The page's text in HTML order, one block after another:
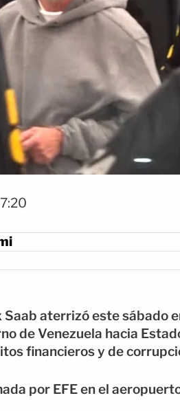
aterrizó este sábado
de Venezuela hacia
financieros y de
por EFE en el